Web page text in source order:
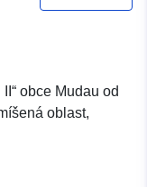
obce Mudau od
oblast,